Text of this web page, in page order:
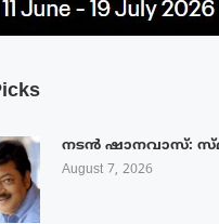
നടൻ ഷാനവാസ്:
August 7, 2026